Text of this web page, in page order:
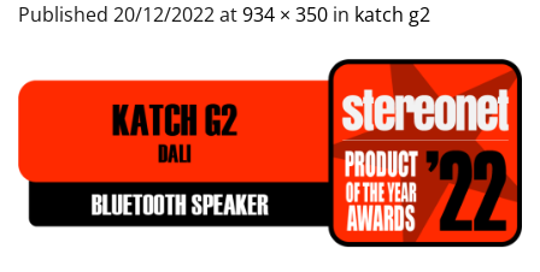
Published 20/12/2022at934 × 350 in katch g2